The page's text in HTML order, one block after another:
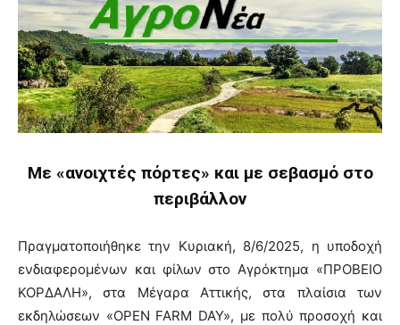
Με «ανοιχτές πόρτες» και με σεβασμό στο
περιβάλλον
Πραγματοποιήθηκε την Κυριακή, 8/6/2025, η υποδοχή
ενδιαφερομένων και φίλων στο Αγρόκτημα «ΠΡΟΒΕΙΟ
ΚΟΡΔΑΛΗ», στα Μέγαρα Αττικής, στα πλαίσια των
εκδηλώσεων «OPEN FARM DAY», με πολύ προσοχή και